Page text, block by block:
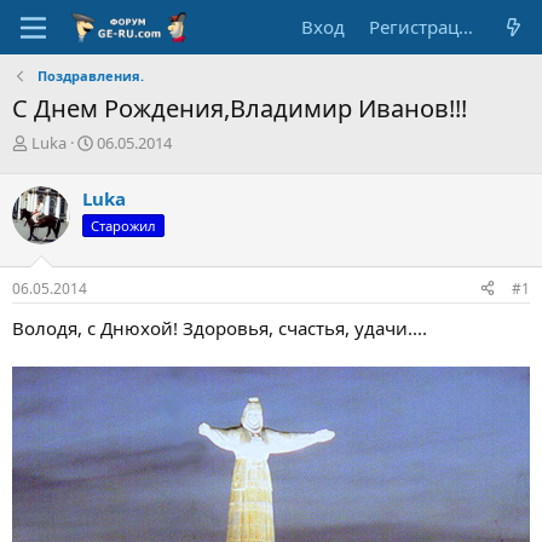
Вход Регистрация
Поздравления.
С Днем Рождения,Владимир Иванов!!!
А
т
о
р
т
е
м
Luka
Д
а
н
ч
а
06.05.2014
Luka
Старожил
06.05.2014 #1
Володя, с Днюхой! Здоровья, счастья, удачи....